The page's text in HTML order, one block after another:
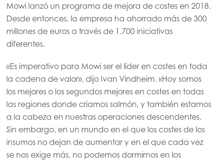
Mowi lanzó un programa de mejora de costes en 2018.
Desde entonces, la empresa ha ahorrado más de 300
millones de euros a través de 1.700 iniciativas
diferentes.
«Es imperativo para Mowi ser el líder en costes en toda
la cadena de valor», dijo Ivan Vindheim. «Hoy somos
los mejores o los segundos mejores en costes en todas
las regiones donde criamos salmón, y también estamos
a la cabeza en nuestras operaciones descendentes.
Sin embargo, en un mundo en el que los costes de los
insumos no dejan de aumentar y en el que cada vez
se nos exige más, no podemos dormirnos en los